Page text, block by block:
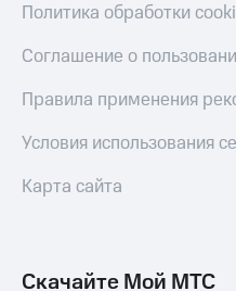
Политика обработки
Соглашение о
Правила применения
Условия использования
Карта сайта
Скачайте Мой МТС